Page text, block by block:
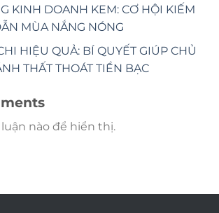
KINH DOANH KEM: CƠ HỘI KIẾM
MÙA NẮNG NÓNG
HIỆU QUẢ: BÍ QUYẾT GIÚP CHỦ
THẤT THOÁT TIỀN BẠC
nào để hiển thị.